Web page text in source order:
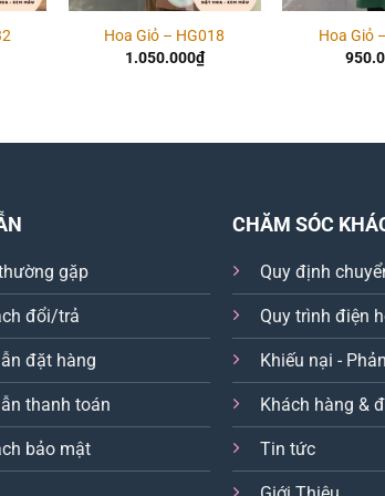
Hoa Giỏ – HG018
1.050.000₫
Hoa Giỏ
gặp
đổi/trả
đặt hàng
thanh toán
bảo mật
CHĂM SÓC
Quy định
Quy trình điện
Khiếu nại -
Khách hàng &
Tin tức